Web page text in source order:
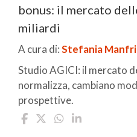
bonus: il mercato
miliardi
A cura di:Stefania
Studio AGICI: il mercato
normalizza, cambiano
prospettive.